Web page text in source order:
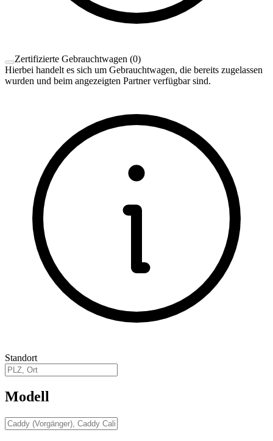
Zertifizierte Gebrauchtwagen (0)
Hierbei handelt es sich um Gebrauchtwagen, die bereits zugelassen
wurden und beim angezeigten Partner verfügbar sind.
Standort
Modell